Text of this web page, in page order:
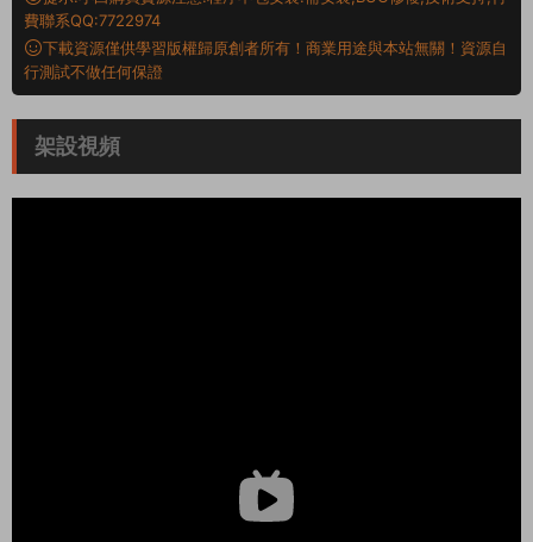
費聯系QQ:7722974
下載資源僅供學習版權歸原創者所有！商業用途與本站無關！資源自
行測試不做任何保證
架設視頻